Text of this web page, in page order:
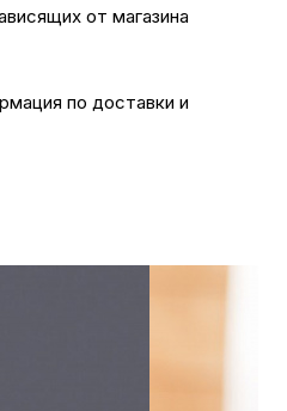
от магазина
по доставки и